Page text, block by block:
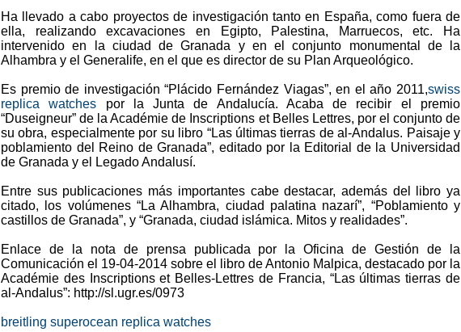
Ha llevado a cabo proyectos de investigación tanto en España, como fuera de
ella, realizando excavaciones en Egipto, Palestina, Marruecos, etc. Ha
intervenido en la ciudad de Granada y en el conjunto monumental de la
Alhambra y el Generalife, en el que es director de su Plan Arqueológico.
Es premio de investigación “Plácido Fernández Viagas”, en el año 2011,swiss
replica watches por la Junta de Andalucía. Acaba de recibir el premio
“Duseigneur” de la Académie de Inscriptions et Belles Lettres, por el conjunto de
su obra, especialmente por su libro “Las últimas tierras de al-Andalus. Paisaje y
poblamiento del Reino de Granada”, editado por la Editorial de la Universidad
de Granada y el Legado Andalusí.
Entre sus publicaciones más importantes cabe destacar, además del libro ya
citado, los volúmenes “La Alhambra, ciudad palatina nazarí”, “Poblamiento y
castillos de Granada”, y “Granada, ciudad islámica. Mitos y realidades”.
Enlace de la nota de prensa publicada por la Oficina de Gestión de la
Comunicación el 19-04-2014 sobre el libro de Antonio Malpica, destacado por la
Académie des Inscriptions et Belles-Lettres de Francia, “Las últimas tierras de
al-Andalus”: http://sl.ugr.es/0973
breitling superocean replica watches